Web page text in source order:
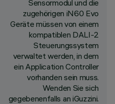
Sensormodul und die
zugehörigen iN60 Evo
Geräte müssen von einem
kompatiblen DALI-2
Steuerungssystem
verwaltet werden, in dem
ein Application Controller
vorhanden sein muss.
Wenden Sie sich
gegebenenfalls an iGuzzini.